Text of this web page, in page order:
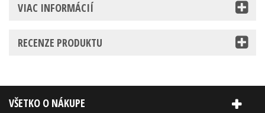
VIAC INFORMÁCIÍ
RECENZE PRODUKTU
VŠETKO O NÁKUPE